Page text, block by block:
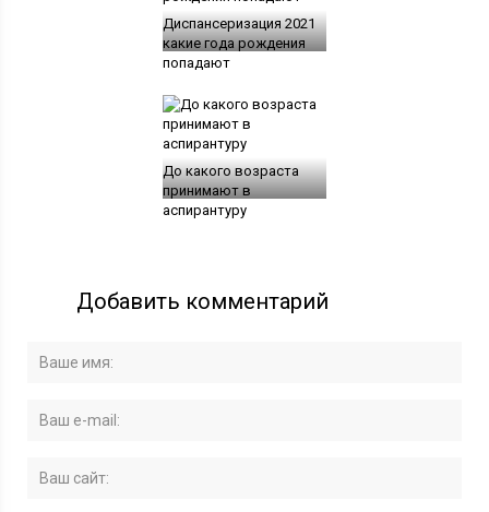
Диспансеризация 2021
какие года рождения
попадают
До какого возраста
принимают в
аспирантуру
Добавить комментарий